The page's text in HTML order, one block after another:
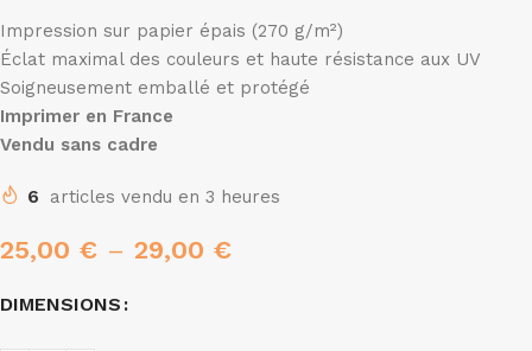
Impression sur papier épais (270 g/m²)
Éclat maximal des couleurs et haute résistance aux UV
Soigneusement emballé et protégé
Imprimer en France
Vendu sans cadre
6 articles vendu en 3 heures
25,00 € – 29,00 €
DIMENSIONS